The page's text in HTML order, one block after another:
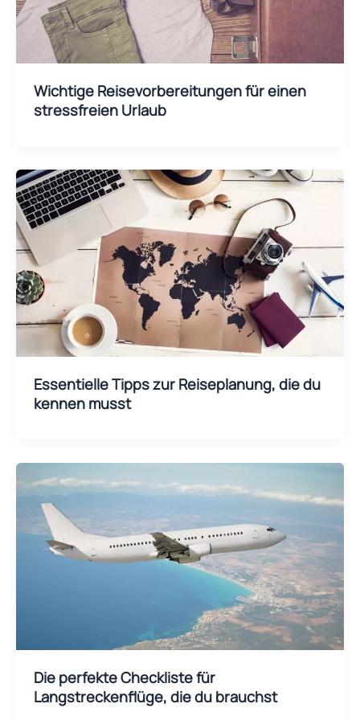
Wichtige Reisevorbereitungen für einen
stressfreien Urlaub
Essentielle Tipps zur Reiseplanung, die du
kennen musst
Die perfekte Checkliste für
Langstreckenflüge, die du brauchst